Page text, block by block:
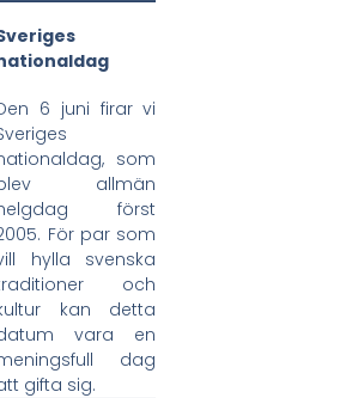
6 juni firar vi
som
allmän
först
För par som
hylla svenska
och
kan detta
vara en
dag
gifta sig.